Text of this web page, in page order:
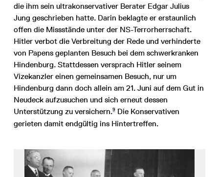
die ihm sein ultrakonservativer Berater Edgar Julius
Jung geschrieben hatte. Darin beklagte er erstaunlich
offen die Missstände unter der NS-Terrorherrschaft.
Hitler verbot die Verbreitung der Rede und verhinderte
von Papens geplanten Besuch bei dem schwerkranken
Hindenburg. Stattdessen versprach Hitler seinem
Vizekanzler einen gemeinsamen Besuch, nur um
Hindenburg dann doch allein am 21. Juni auf dem Gut in
Neudeck aufzusuchen und sich erneut dessen
Unterstützung zu versichern.9 Die Konservativen
gerieten damit endgültig ins Hintertreffen.